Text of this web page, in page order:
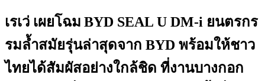
เรเว่ เผยโฉม BYD SEAL U DM-i ยนตรกร
รมล้ำสมัยรุ่นล่าสุดจาก BYD พร้อมให้ชาว
ไทยได้สัมผัสอย่างใกล้ชิด ที่งานบางกอก